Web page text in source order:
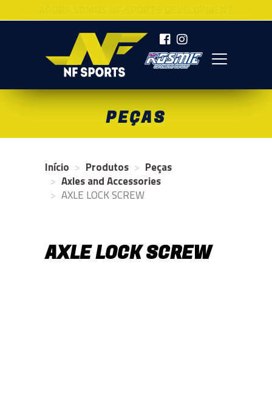
NF
PEÇAS
Início Produtos
Peças
Axles and Accessories
AXLE LOCK SCREW
AXLE LOCK SCREW